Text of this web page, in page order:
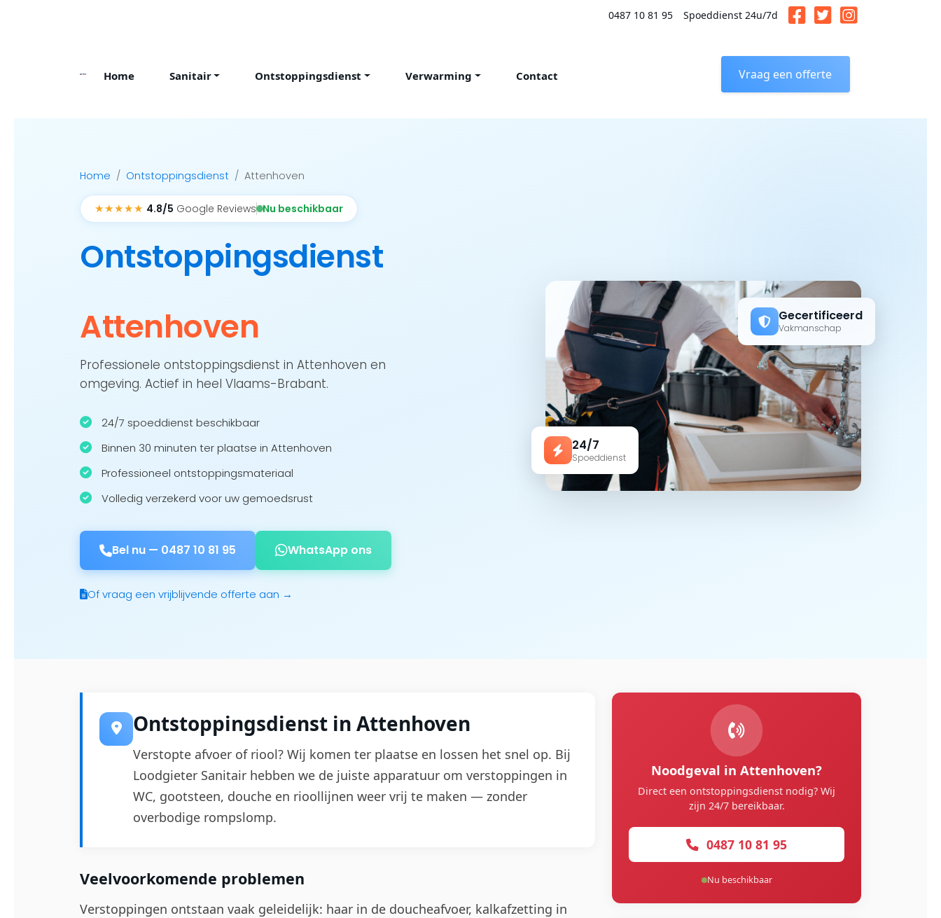
0487 10 81 95 Spoeddienst 24u/7d
Home Sanitair Ontstoppingsdienst Verwarming Contact Vraag een offerte
Home Ontstoppingsdienst Attenhoven
★★★★★ 4.8/5 Google Reviews Nu beschikbaar
Ontstoppingsdienst
Attenhoven
Professionele ontstoppingsdienst in Attenhoven en
omgeving. Actief in heel Vlaams-Brabant.
24/7 spoeddienst beschikbaar
Binnen 30 minuten ter plaatse in Attenhoven
Professioneel ontstoppingsmateriaal
Volledig verzekerd voor uw gemoedsrust
Bel nu — 0487 10 81 95 WhatsApp ons
Of vraag een vrijblijvende offerte aan →
24/7
Spoeddienst
Gecertificeerd
Vakmanschap
Ontstoppingsdienst in Attenhoven
Verstopte afvoer of riool? Wij komen ter plaatse en lossen het snel op. Bij
Loodgieter Sanitair hebben we de juiste apparatuur om verstoppingen in
WC, gootsteen, douche en rioollijnen weer vrij te maken — zonder
overbodige rompslomp.
Veelvoorkomende problemen
Verstoppingen ontstaan vaak geleidelijk: haar in de doucheafvoer, kalkafzetting in
Noodgeval in Attenhoven?
Direct een ontstoppingsdienst nodig? Wij
zijn 24/7 bereikbaar.
0487 10 81 95
Nu beschikbaar